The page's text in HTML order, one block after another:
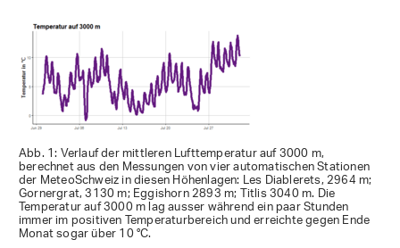
Abb. 1: Verlauf der mittleren Lufttemperatur auf 3000 m,
berechnet aus den Messungen von vier automatischen Stationen
der MeteoSchweiz in diesen Höhenlagen: Les Diablerets, 2964 m;
Gornergrat, 3130 m; Eggishorn 2893 m; Titlis 3040 m. Die
Temperatur auf 3000 m lag ausser während ein paar Stunden
immer im positiven Temperaturbereich und erreichte gegen Ende
Monat sogar über 10 °C.